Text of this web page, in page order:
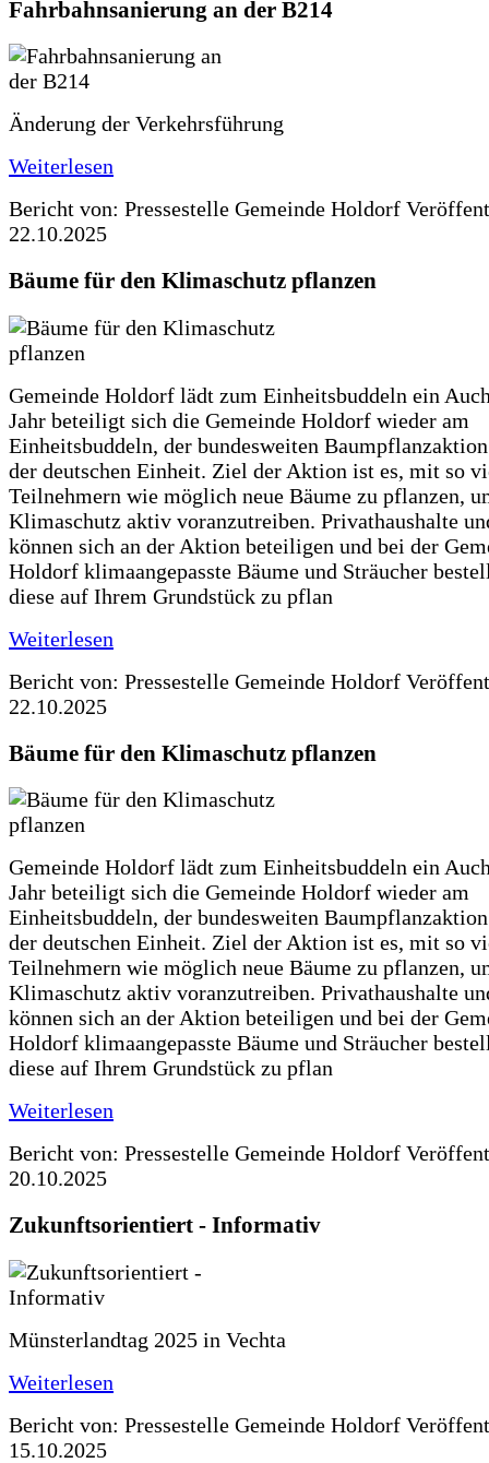
Fahrbahnsanierung an der B214
Änderung der Verkehrsführung
Weiterlesen
Bericht von: Pressestelle Gemeinde Holdorf
22.10.2025
Bäume für den Klimaschutz pflanzen
Gemeinde Holdorf lädt zum Einheitsbuddeln ein
Jahr beteiligt sich die Gemeinde Holdorf wieder am
Einheitsbuddeln, der bundesweiten
der deutschen Einheit. Ziel der Aktion ist es, mit so
Teilnehmern wie möglich neue Bäume zu pflanzen,
Klimaschutz aktiv voranzutreiben. Privathaushalte
können sich an der Aktion beteiligen und bei der
Holdorf klimaangepasste Bäume und Sträucher
diese auf Ihrem Grundstück zu pflan
Weiterlesen
Bericht von: Pressestelle Gemeinde Holdorf
22.10.2025
Bäume für den Klimaschutz pflanzen
Gemeinde Holdorf lädt zum Einheitsbuddeln ein
Jahr beteiligt sich die Gemeinde Holdorf wieder am
Einheitsbuddeln, der bundesweiten
der deutschen Einheit. Ziel der Aktion ist es, mit so
Teilnehmern wie möglich neue Bäume zu pflanzen,
Klimaschutz aktiv voranzutreiben. Privathaushalte
können sich an der Aktion beteiligen und bei der
Holdorf klimaangepasste Bäume und Sträucher
diese auf Ihrem Grundstück zu pflan
Weiterlesen
Bericht von: Pressestelle Gemeinde Holdorf
20.10.2025
Zukunftsorientiert - Informativ
Münsterlandtag 2025 in Vechta
Weiterlesen
Bericht von: Pressestelle Gemeinde Holdorf
15.10.2025